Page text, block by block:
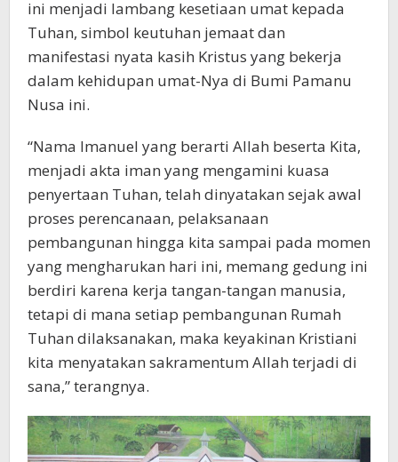
ini menjadi lambang kesetiaan umat kepada
Tuhan, simbol keutuhan jemaat dan
manifestasi nyata kasih Kristus yang bekerja
dalam kehidupan umat-Nya di Bumi Pamanu
Nusa ini.
“Nama Imanuel yang berarti Allah beserta Kita,
menjadi akta iman yang mengamini kuasa
penyertaan Tuhan, telah dinyatakan sejak awal
proses perencanaan, pelaksanaan
pembangunan hingga kita sampai pada momen
yang mengharukan hari ini, memang gedung ini
berdiri karena kerja tangan-tangan manusia,
tetapi di mana setiap pembangunan Rumah
Tuhan dilaksanakan, maka keyakinan Kristiani
kita menyatakan sakramentum Allah terjadi di
sana,” terangnya.